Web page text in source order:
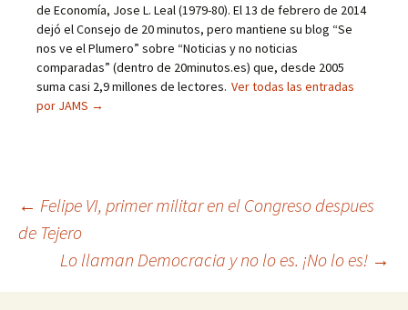
de Economía, Jose L. Leal (1979-80). El 13 de febrero de 2014
dejó el Consejo de 20 minutos, pero mantiene su blog “Se
nos ve el Plumero” sobre “Noticias y no noticias
comparadas” (dentro de 20minutos.es) que, desde 2005
suma casi 2,9 millones de lectores. Ver todas las entradas
por JAMS →
Navegación
← Felipe VI, primer militar en el Congreso despues
de Tejero
Lo llaman Democracia y no lo es. ¡No lo es! →